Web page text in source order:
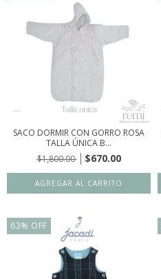
SACO DORMIR CON GORRO ROSA
TALLA ÚNICA B...
$1,800.00
$670.00
63% OFF